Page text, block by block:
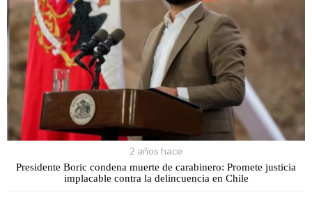
2 años hace
Presidente Boric condena muerte de carabinero: Promete justicia
implacable contra la delincuencia en Chile